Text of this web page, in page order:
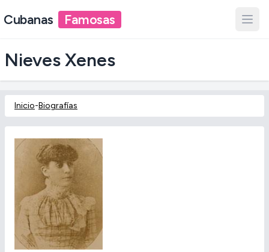
Cubanas Famosas
Nieves Xenes
Inicio-Biografías